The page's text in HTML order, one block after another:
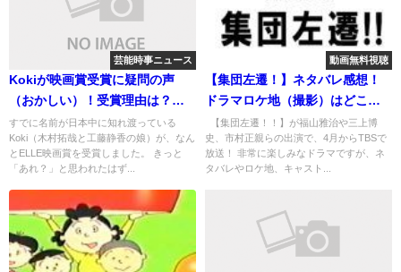
芸能時事ニュース
Kokiが映画賞受賞に疑問の声
（おかしい）！受賞理由は？
ELLE映画賞ってなに？
すでに名前が日本中に知れ渡っている
Koki（木村拓哉と工藤静香の娘）が、なん
とELLE映画賞を受賞しました。 きっと
「あれ？」と思われたはず...
動画無料視聴
【集団左遷！】ネタバレ感想！
ドラマロケ地（撮影）はどこ？
福山雅治主演
【集団左遷！！】が福山雅治や三上博
史、市村正親らの出演で、4月からTBSで
放送！ 非常に楽しみなドラマですが、ネ
タバレやロケ地、キャスト...